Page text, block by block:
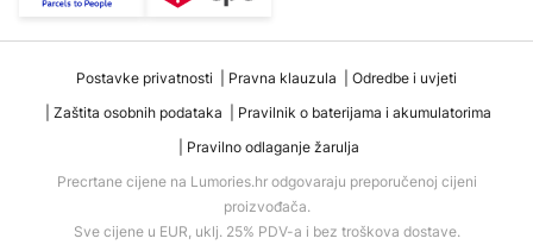
Postavke privatnosti Pravna klauzula
Odredbe i uvjeti
Zaštita osobnih podataka
Pravilnik o baterijama i akumulatorima
Pravilno odlaganje žarulja
Precrtane cijene na Lumories.hr odgovaraju preporučenoj cijeni
proizvođača.
Sve cijene u EUR, uklj. 25% PDV-a i bez troškova dostave.